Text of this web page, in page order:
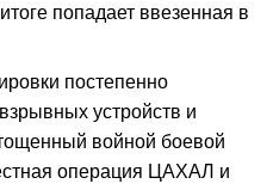
попадает ввезенная в
постепенно
устройств и
войной боевой
операция ЦАХАЛ и